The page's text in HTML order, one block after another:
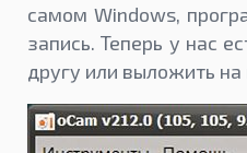
самом Windows,
запись. Теперь у нас
другу или выложить на